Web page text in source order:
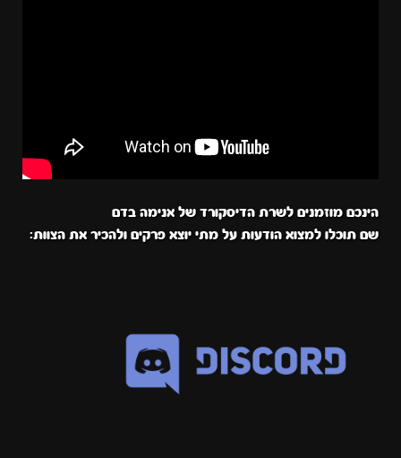
הינכם מוזמנים לשרת הדיסקורד של אנימה בדם
שם תוכלו למצוא הודעות על מתי יוצא פרקים ולהכיר את הצוות: